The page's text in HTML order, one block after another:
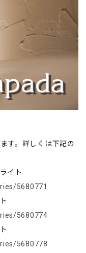
す。詳しくは下記の
イト
5680771
5680774
5680778